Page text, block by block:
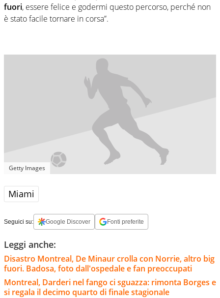
fuori, essere felice e godermi questo percorso, perché non
è stato facile tornare in corsa”.
Getty Images
Miami
Seguici su: Google Discover Fonti preferite
Leggi anche:
Disastro Montreal, De Minaur crolla con Norrie, altro big
fuori. Badosa, foto dall'ospedale e fan preoccupati
Montreal, Darderi nel fango ci sguazza: rimonta Borges e
si regala il decimo quarto di finale stagionale